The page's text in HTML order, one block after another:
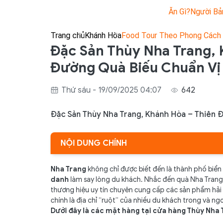
Ăn Gì?Người
Trang chủKhánh HòaFood Tour Theo Phong Cách
Đặc Sản Thùy Nha Trang,
Đường Quà Biếu Chuẩn
Thứ sáu - 19/09/2025 04:07 642
Đặc Sản Thùy Nha Trang, Khánh Hòa – Thiên
NỘI DUNG CHÍNH
1. Đặc sản hải sản khô – Hương vị biển mặn mòi
2. Chả cá & chả mực – Món ngon trứ danh Nha
3. Nước mắm nhỉ – Linh hồn ẩm thực Khánh Hòa
4. Yến sào Khánh Hòa – Quà biếu sang trọng
Nha Trang không chỉ được biết đến là thành phố
danh làm say lòng du khách. Nhắc đến quà Nha
thương hiệu uy tín chuyên cung cấp các sản phẩm
chính là địa chỉ “ruột” của nhiều du khách trong và
Dưới đây là các mặt hàng tại cửa hàng Thùy Nha